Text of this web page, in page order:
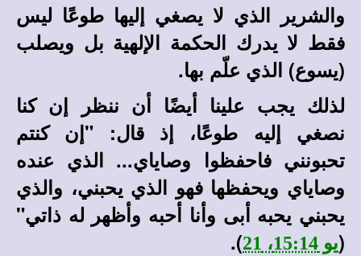
والشرير الذي لا يصغي إليها طوعًا ليس
فقط لا يدرك الحكمة الإلهية بل ويصلب
(يسوع) الذي علّم بها.
لذلك يجب علينا أيضًا أن ننظر إن كنا
نصغي إليه طوعًا، إذ قال: "إن كنتم
تحبونني فاحفظوا وصاياي... الذي عنده
وصاياي ويحفظها فهو الذي يحبني، والذي
يحبني يحبه أبى وأنا أحبه وأظهر له ذاتي"
(يو 15:14، 21
).